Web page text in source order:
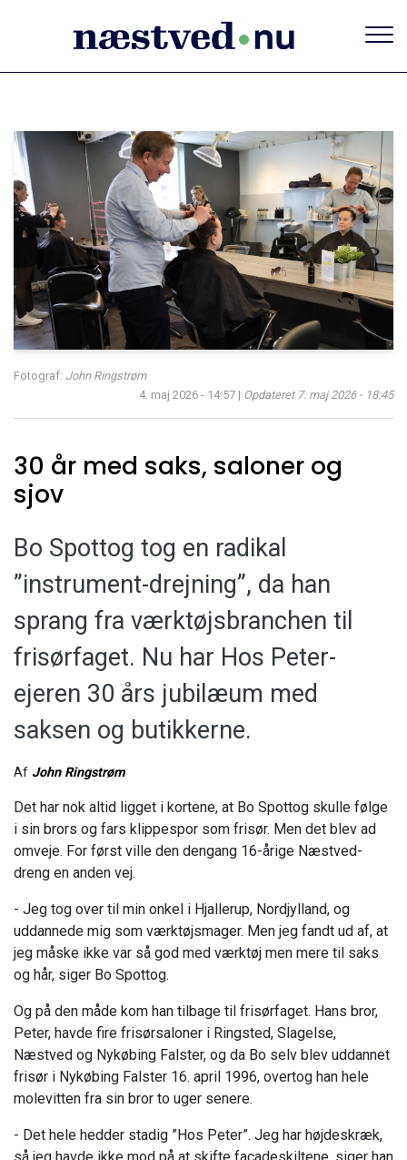
hovedindhold
Fotograf: John Ringstrøm
4. maj 2026 - 14:57 | Opdateret 7. maj 2026 - 18:45
30 år med saks, saloner og
sjov
Bo Spottog tog en radikal
”instrument-drejning”, da han
sprang fra værktøjsbranchen til
frisørfaget. Nu har Hos Peter-
ejeren 30 års jubilæum med
saksen og butikkerne.
Af John Ringstrøm
Det har nok altid ligget i kortene, at Bo Spottog skulle følge
i sin brors og fars klippespor som frisør. Men det blev ad
omveje. For først ville den dengang 16-årige Næstved-
dreng en anden vej.
- Jeg tog over til min onkel i Hjallerup, Nordjylland, og
uddannede mig som værktøjsmager. Men jeg fandt ud af, at
jeg måske ikke var så god med værktøj men mere til saks
og hår, siger Bo Spottog.
Og på den måde kom han tilbage til frisørfaget. Hans bror,
Peter, havde fire frisørsaloner i Ringsted, Slagelse,
Næstved og Nykøbing Falster, og da Bo selv blev uddannet
frisør i Nykøbing Falster 16. april 1996, overtog han hele
molevitten fra sin bror to uger senere.
- Det hele hedder stadig ”Hos Peter”. Jeg har højdeskræk,